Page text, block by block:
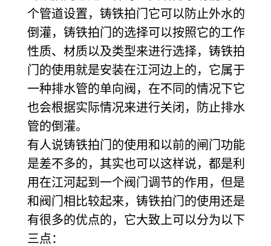
个管道设置，铸铁拍门它可以防止外水的
倒灌，铸铁拍门的选择可以按照它的工作
性质、材质以及类型来进行选择，铸铁拍
门的使用就是安装在江河边上的，它属于
一种排水管的单向阀，在不同的情况下它
也会根据实际情况来进行关闭，防止排水
管的倒灌。
有人说铸铁拍门的使用和以前的闸门功能
是差不多的，其实也可以这样说，都是利
用在江河起到一个阀门调节的作用，但是
和阀门相比较起来，铸铁拍门的使用还是
有很多的优点的，它大致上可以分为以下
三点：